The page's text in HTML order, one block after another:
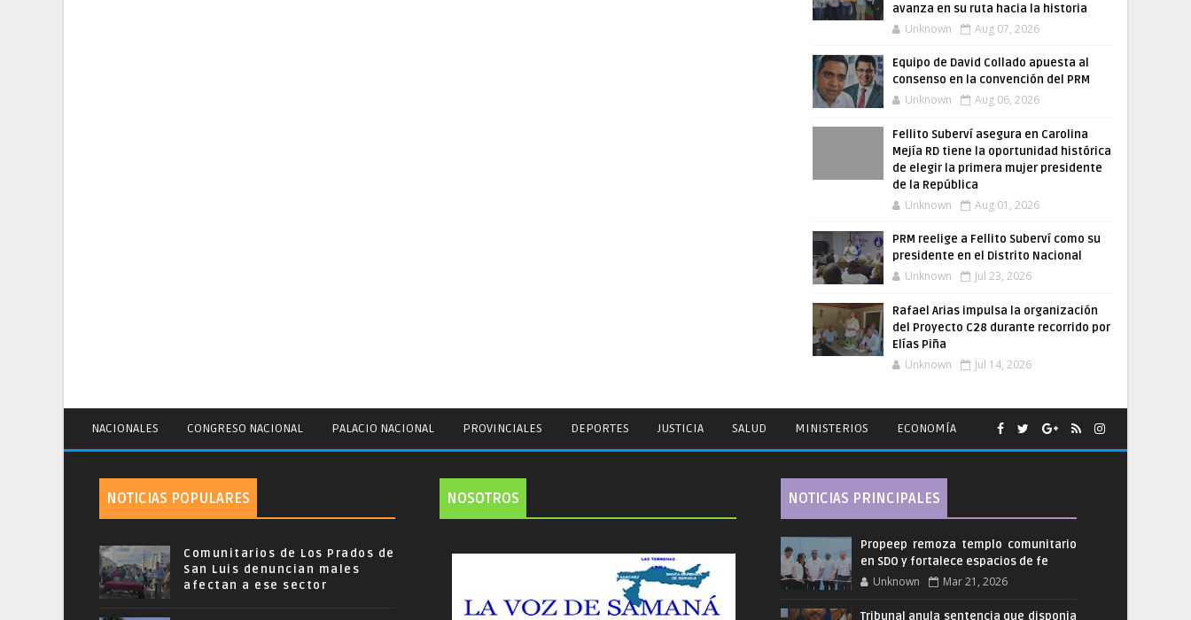
avanza en su ruta hacia la historia
Unknown Aug 07, 2026
Equipo de David Collado apuesta al
consenso en la convención del PRM
Unknown Aug 06, 2026
Fellito Suberví asegura en Carolina
Mejía RD tiene la oportunidad histórica
de elegir la primera mujer presidente
de la República
Unknown Aug 01, 2026
PRM reelige a Fellito Suberví como su
presidente en el Distrito Nacional
Unknown Jul 23, 2026
Rafael Arias impulsa la organización
del Proyecto C28 durante recorrido por
Elías Piña
Unknown Jul 14, 2026
NACIONALES CONGRESO NACIONAL PALACIO NACIONAL PROVINCIALES DEPORTES JUSTICIA SALUD MINISTERIOS ECONOMÍA
NOTICIAS POPULARES
Comunitarios de Los Prados de
San Luis denuncian males
afectan a ese sector
NOSOTROS NOTICIAS PRINCIPALES
Propeep remoza templo comunitario
en SDO y fortalece espacios de fe
Unknown Mar 21, 2026
Tribunal anula sentencia que disponia